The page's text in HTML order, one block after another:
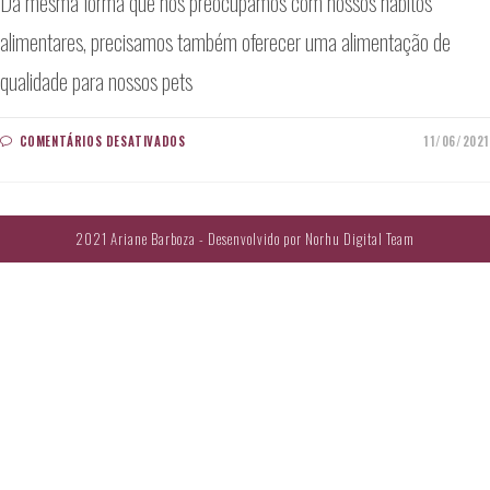
alimentares, precisamos também oferecer uma alimentação de
qualidade para nossos pets
COMENTÁRIOS DESATIVADOSEM 11/06/2021
2021 Ariane Barboza - Desenvolvido por Norhu Digital Team